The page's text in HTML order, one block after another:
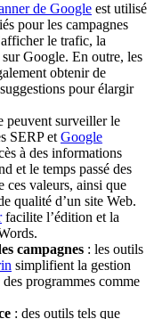
de Google est utilisé
pour les campagnes
le trafic, la
Google. En outre, les
obtenir de
pour élargir
peuvent surveiller le
SERP et Google
à des informations
et le temps passé des
ces valeurs, ainsi que
qualité d’un site Web.
facilite l’édition et la
campagnes : les outils
simplifient la gestion
des programmes comme
: des outils tels que